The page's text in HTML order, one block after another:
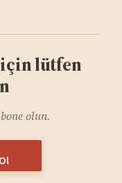
için lütfen
olun.